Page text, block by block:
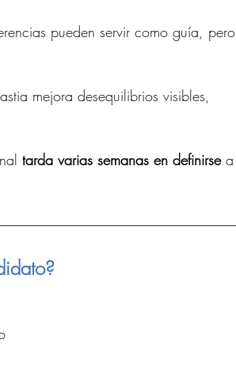
pueden servir como guía, pero
mejora desequilibrios visibles,
tarda varias semanas en definirse a